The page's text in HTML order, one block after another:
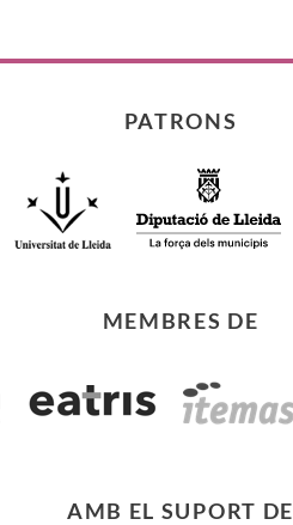
PATRONS
MEMBRES DE
AMB EL SUPORT DE